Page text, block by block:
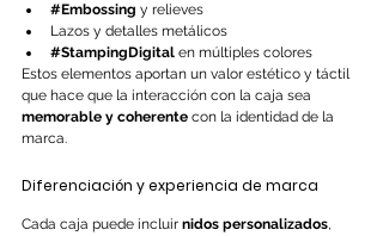
#Embossing y relieves
Lazos y detalles metálicos
#StampingDigital en múltiples colores
Estos elementos aportan un valor estético y táctil
que hace que la interacción con la caja sea
memorable y coherente con la identidad de la
marca.
Diferenciación y experiencia de marca
Cada caja puede incluir nidos personalizados,